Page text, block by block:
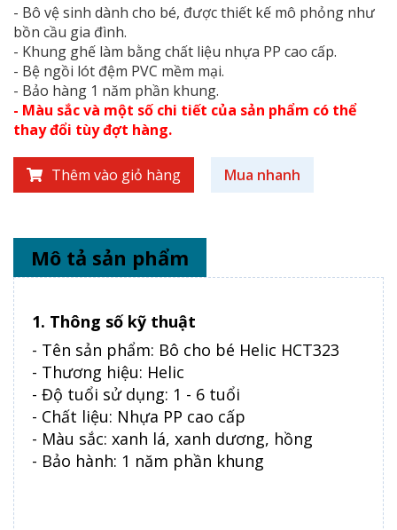
- Bô vệ sinh dành cho bé, được thiết kế mô phỏng như
bồn cầu gia đình.
- Khung ghế làm bằng chất liệu nhựa PP cao cấp.
- Bệ ngồi lót đệm PVC mềm mại.
- Bảo hàng 1 năm phần khung.
- Màu sắc và một số chi tiết của sản phẩm có thể
thay đổi tùy đợt hàng.
Thêm vào giỏ hàng Mua nhanh
Mô tả sản phẩm
1. Thông số kỹ thuật
- Tên sản phẩm: Bô cho bé Helic HCT323
- Thương hiệu: Helic
- Độ tuổi sử dụng: 1 - 6 tuổi
- Chất liệu: Nhựa PP cao cấp
- Màu sắc: xanh lá, xanh dương, hồng
- Bảo hành: 1 năm phần khung